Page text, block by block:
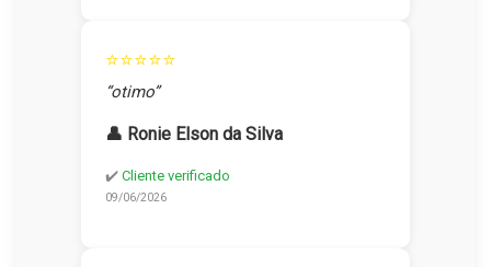
⭐⭐⭐⭐⭐
“otimo”
👤 Ronie Elson da Silva
✔️ Cliente verificado
09/06/2026